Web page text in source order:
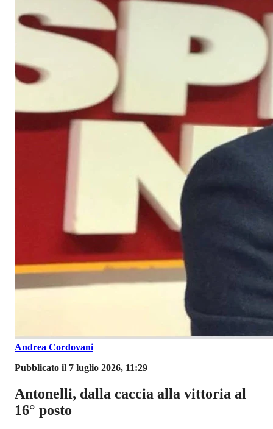
Andrea Cordovani
Pubblicato il 7 luglio 2026, 11:29
Antonelli, dalla caccia alla vittoria al
16° posto